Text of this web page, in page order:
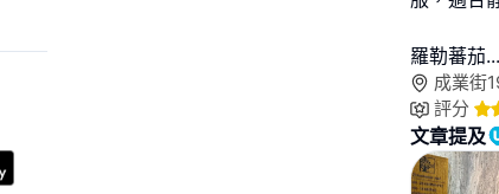
羅勒蕃茄...
成業街
評分
文章提及